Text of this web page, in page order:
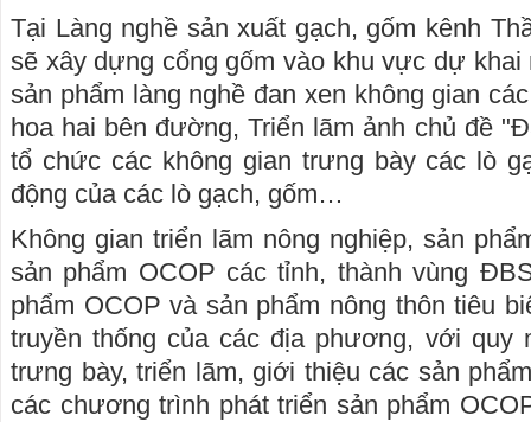
Tại Làng nghề sản xuất gạch, gốm kênh
sẽ xây dựng cổng gốm vào khu vực dự khai
sản phẩm làng nghề đan xen không gian
hoa hai bên đường, Triển lãm ảnh chủ đề
tổ chức các không gian trưng bày các lò
động của các lò gạch, gốm…
Không gian triển lãm nông nghiệp, sản
sản phẩm OCOP các tỉnh, thành vùng
phẩm OCOP và sản phẩm nông thôn tiêu
truyền thống của các địa phương, với quy
trưng bày, triển lãm, giới thiệu các sản
các chương trình phát triển sản phẩm